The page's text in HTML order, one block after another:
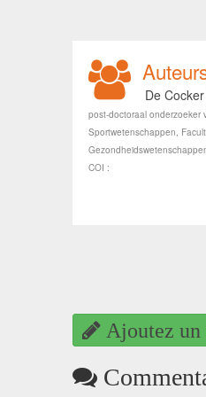
De
post-doctoraal onderzoeker
Sportwetenschappen,
COI :
Ajoutez